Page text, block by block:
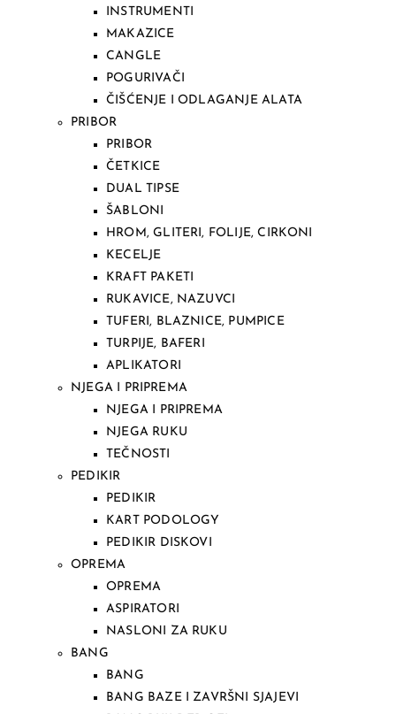
INSTRUMENTI
MAKAZICE
CANGLE
POGURIVAČI
ČIŠĆENJE I ODLAGANJE ALATA
PRIBOR
PRIBOR
ČETKICE
DUAL TIPSE
ŠABLONI
HROM, GLITERI, FOLIJE, CIRKONI
KECELJE
KRAFT PAKETI
RUKAVICE, NAZUVCI
TUFERI, BLAZNICE, PUMPICE
TURPIJE, BAFERI
APLIKATORI
NJEGA I PRIPREMA
NJEGA I PRIPREMA
NJEGA RUKU
TEČNOSTI
PEDIKIR
PEDIKIR
KART PODOLOGY
PEDIKIR DISKOVI
OPREMA
OPREMA
ASPIRATORI
NASLONI ZA RUKU
BANG
BANG
BANG BAZE I ZAVRŠNI SJAJEVI